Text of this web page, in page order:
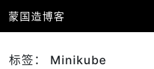
蒙国造博客
标签： Minikube